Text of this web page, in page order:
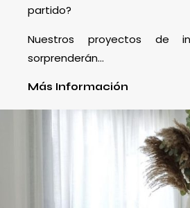
partido?
Nuestros proyectos de
sorprenderán…
Más Información